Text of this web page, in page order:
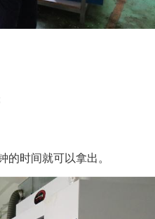
的时间就可以拿出。